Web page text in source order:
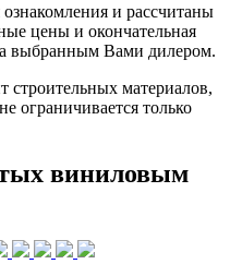
и рассчитаны
цены и окончательная
выбранным Вами дилером.
строительных материалов,
ограничивается только
виниловым